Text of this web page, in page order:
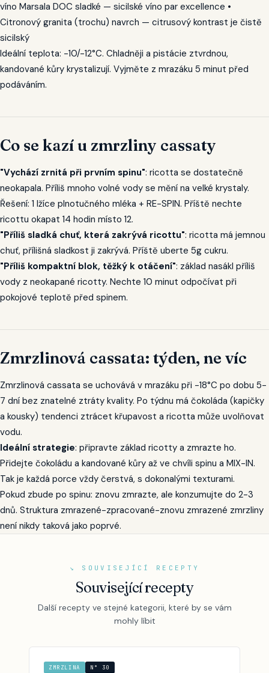
víno Marsala DOC sladké — sicilské víno par excellence •
Citronový granita (trochu) navrch — citrusový kontrast je čistě
sicilský
Ideální teplota: -10/-12°C. Chladněji a pistácie ztvrdnou,
kandované kůry krystalizují. Vyjměte z mrazáku 5 minut před
podáváním.
Co se kazí u zmrzliny cassaty
"Vychází zrnitá při prvním spinu": ricotta se dostatečně
neokapala. Příliš mnoho volné vody se mění na velké krystaly.
Řešení: 1 lžíce plnotučného mléka + RE-SPIN. Příště nechte
ricottu okapat 14 hodin místo 12.
"Příliš sladká chuť, která zakrývá ricottu": ricotta má jemnou
chuť, přílišná sladkost ji zakrývá. Příště uberte 5g cukru.
"Příliš kompaktní blok, těžký k otáčení": základ nasákl příliš
vody z neokapané ricotty. Nechte 10 minut odpočívat při
pokojové teplotě před spinem.
Zmrzlinová cassata: týden, ne víc
Zmrzlinová cassata se uchovává v mrazáku při -18°C po dobu 5-
7 dní bez znatelné ztráty kvality. Po týdnu má čokoláda (kapičky
a kousky) tendenci ztrácet křupavost a ricotta může uvolňovat
vodu.
Ideální strategie: připravte základ ricotty a zmrazte ho.
Přidejte čokoládu a kandované kůry až ve chvíli spinu a MIX-IN.
Tak je každá porce vždy čerstvá, s dokonalými texturami.
Pokud zbude po spinu: znovu zmrazte, ale konzumujte do 2-3
dnů. Struktura zmrazené-zpracované-znovu zmrazené zmrzliny
není nikdy taková jako poprvé.
↘ SOUVISEJÍCÍ RECEPTY
Související recepty
Další recepty ve stejné kategorii, které by se vám
mohly líbit
ZMRZLINA N° 30